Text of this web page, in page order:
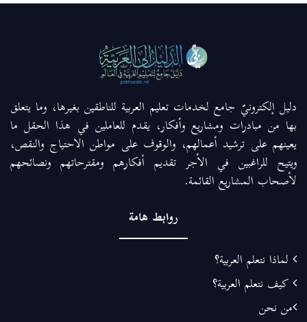
دليل إلكترونيّ جامع لخدمات تعليم العربية للناطقين بغيرها، وما يتعلق
بها من مبادرات ومشاريع وأفكار، يقدم للعاملين في هذا الحقل ما
يعينهم على ترشيد أعمالهم، والوقوف على مواطن الاحتياج والنقص،
ويتيح للراغبين في الأجر تقديم أفكارهم ومقترحاتهم ونصائحهم
لأصحاب المشاريع القائمة.
روابط هامة
لماذا نتعلم العربية؟
كيف نتعلم العربية؟
من نحن